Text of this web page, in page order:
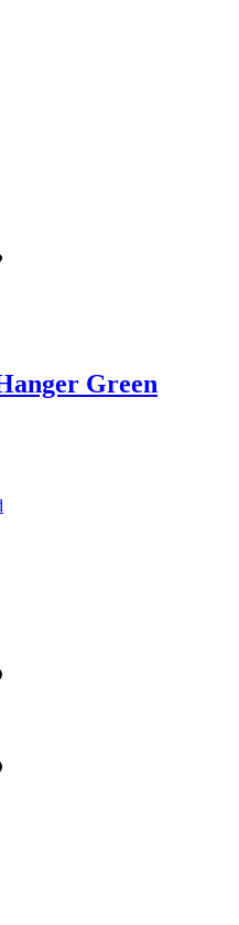
Green